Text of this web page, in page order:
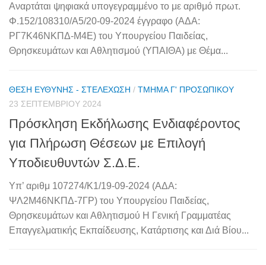
Αναρτάται ψηφιακά υπογεγραμμένο το με αριθμό πρωτ.
Φ.152/108310/Α5/20-09-2024 έγγραφο (ΑΔΑ:
ΡΓ7Κ46ΝΚΠΔ-Μ4Ε) του Υπουργείου Παιδείας,
Θρησκευμάτων και Αθλητισμού (ΥΠΑΙΘΑ) με Θέμα...
ΘΈΣΗ ΕΥΘΎΝΗΣ - ΣΤΕΛΈΧΩΣΗ / ΤΜΉΜΑ Γ' ΠΡΟΣΩΠΙΚΟΎ
23 ΣΕΠΤΕΜΒΡΊΟΥ 2024
Πρόσκληση Εκδήλωσης Ενδιαφέροντος
για Πλήρωση Θέσεων με Επιλογή
Υποδιευθυντών Σ.Δ.Ε.
Υπ’ αριθμ 107274/K1/19-09-2024 (ΑΔΑ:
ΨΛ2Μ46ΝΚΠΔ-7ΓΡ) του Υπουργείου Παιδείας,
Θρησκευμάτων και Αθλητισμού Η Γενική Γραμματέας
Επαγγελματικής Εκπαίδευσης, Κατάρτισης και Διά Βίου...